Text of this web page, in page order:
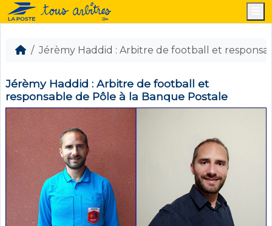
Jérèmy Haddid : Arbitre de football et
Jérèmy Haddid : Arbitre de football et
responsable de Pôle à la Banque Postale